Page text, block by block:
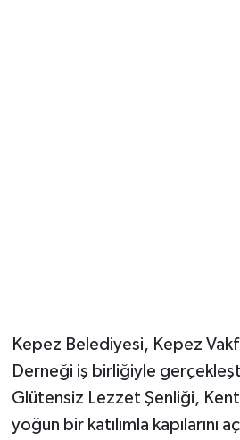
Kepez Belediyesi, Kepez
Derneği iş birliğiyle
Glütensiz Lezzet Şenliği, Kent
yoğun bir katılımla kapılarını